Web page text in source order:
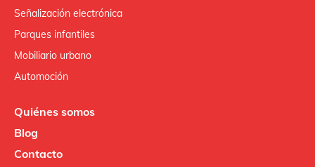
Señalización electrónica
Parques infantiles
Mobiliario urbano
Automoción
Quiénes somos
Blog
Contacto